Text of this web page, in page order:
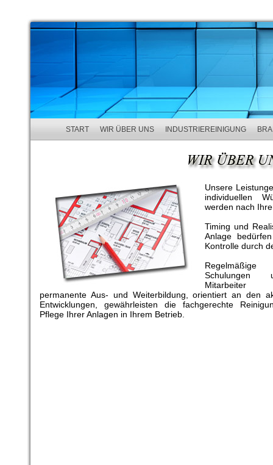
START WIR ÜBER UNS INDUSTRIEREINIGUNG
Unsere
individuellen
werden nach
Timing und
Anlage
Kontrolle durch
Regelmäßige
Schulungen
permanente Aus- und Weiterbildung, orientiert an den
Entwicklungen, gewährleisten die fachgerechte
Pflege Ihrer Anlagen in Ihrem Betrieb.